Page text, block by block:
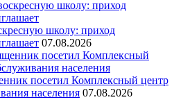
школу: приход
07.08.2026
посетил Комплексный центр
населения 07.08.2026